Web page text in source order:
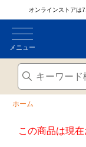
オンラインストアは
メニュー
ホーム
この商品は現